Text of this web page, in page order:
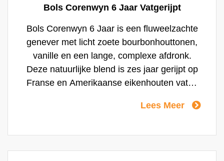
Bols Corenwyn 6 Jaar Vatgerijpt
Bols Corenwyn 6 Jaar is een fluweelzachte
genever met licht zoete bourbonhouttonen,
vanille en een lange, complexe afdronk.
Deze natuurlijke blend is zes jaar gerijpt op
Franse en Amerikaanse eikenhouten vaten
beste te genieten puur op kamertemperatuur
Lees Meer